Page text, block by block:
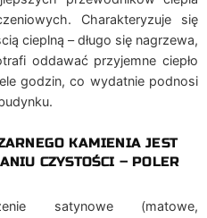
Charakteryzuje się
cieplną – długo się nagrzewa,
oddawać przyjemne ciepło
godzin, co wydatnie podnosi
KAMIENIA JEST
CZYSTOŚCI – POLER
satynowe (matowe,